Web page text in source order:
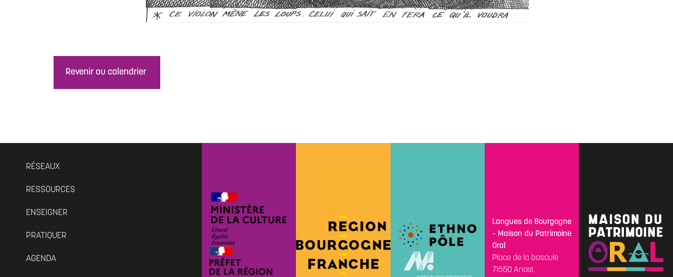
Revenir au calendrier
RÉSEAUX
RESSOURCES
ENSEIGNER
PRATIQUER
AGENDA
Langues de Bourgogne
– Maison du Patrimoine
Oral
Place de la bascule
71550 Anost